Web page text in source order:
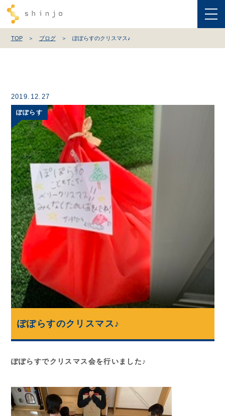
TOP ブログ ぽぽらすのクリスマス♪
2019.12.27
ぽぽらす
ぽぽらすのクリスマス♪
ぽぽらすでクリスマス会を行いました♪